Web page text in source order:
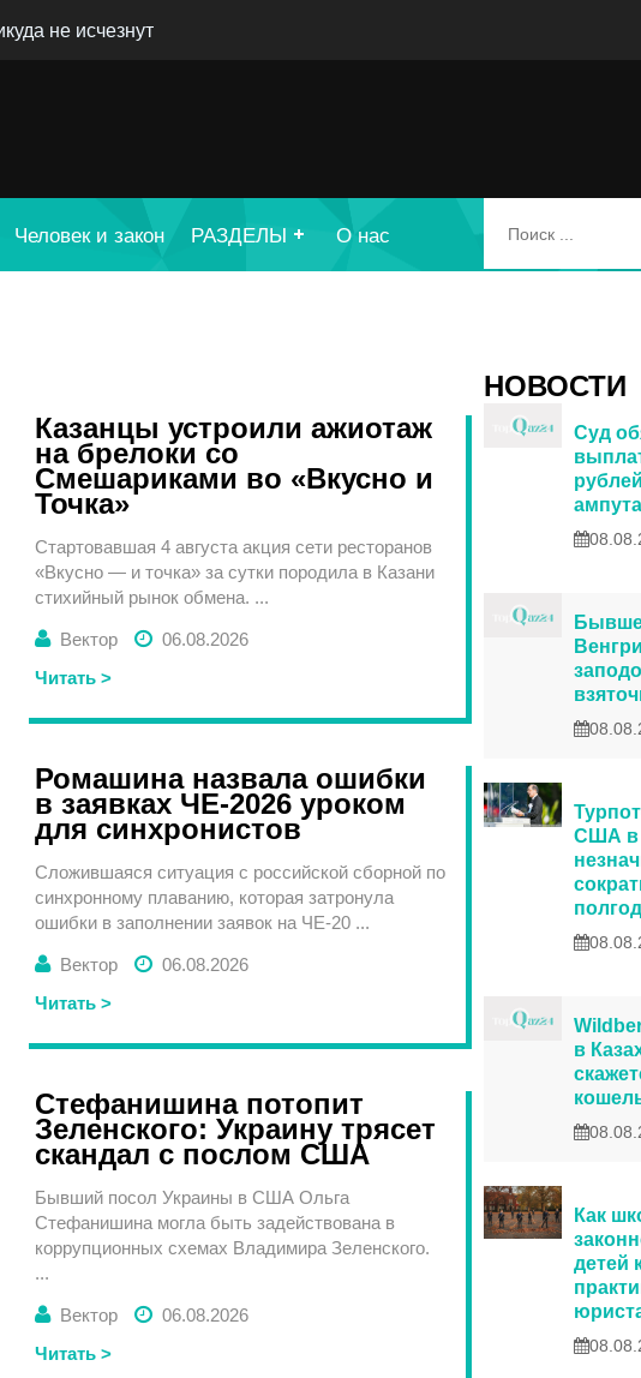
не исчезнут
Человек и закон РАЗДЕЛЫ О нас
Казанцы устроили ажиотаж
на брелоки со
Смешариками во «Вкусно и
Точка»
Стартовавшая 4 августа акция сети ресторанов
«Вкусно — и точка» за сутки породила в Казани
стихийный рынок обмена. ...
Вектор
06.08.2026
Читать >
Ромашина назвала ошибки
в заявках ЧЕ-2026 уроком
для синхронистов
Сложившаяся ситуация с российской сборной по
синхронному плаванию, которая затронула
ошибки в заполнении заявок на ЧЕ-20 ...
Вектор
06.08.2026
Читать >
Стефанишина потопит
Зеленского: Украину трясет
скандал с послом США
Бывший посол Украины в США Ольга
Стефанишина могла быть задействована в
коррупционных схемах Владимира Зеленского.
...
Вектор
06.08.2026
Читать >
НОВОСТИ
Суд
США в
в
Как
детей